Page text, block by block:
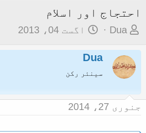
احتجاج اور اسلام
م
ض
و
ک
ا
Dua
ت
ر
آ
غ
اگست 04، 2013
Dua
سینئر رکن
جنوری 27، 2014